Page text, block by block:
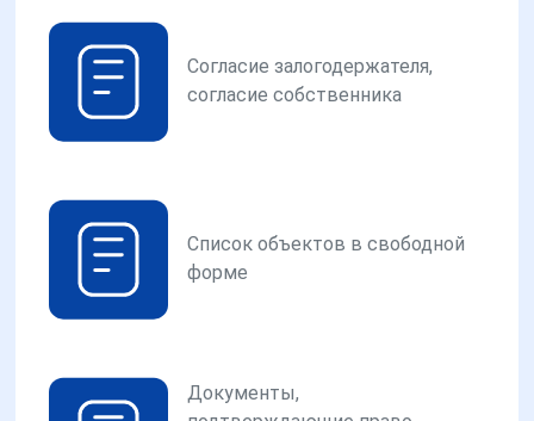
Согласие залогодержателя,
согласие собственника
Список объектов в свободной
форме
Документы,